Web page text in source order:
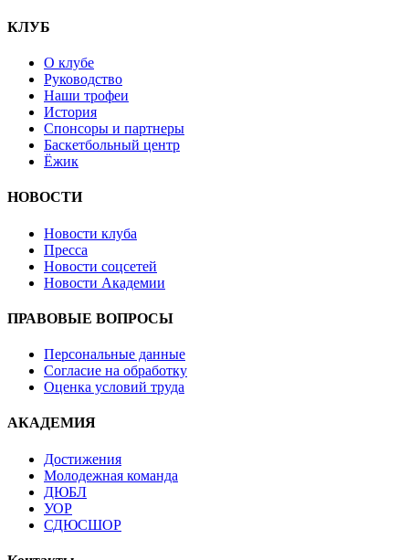
КЛУБ
О клубе
Руководство
Наши трофеи
История
Спонсоры и партнеры
Баскетбольный центр
Ёжик
НОВОСТИ
Новости клуба
Пресса
Новости соцсетей
Новости Академии
ПРАВОВЫЕ ВОПРОСЫ
Персональные данные
Согласие на обработку
Оценка условий труда
АКАДЕМИЯ
Достижения
Молодежная команда
ДЮБЛ
УОР
СДЮСШОР